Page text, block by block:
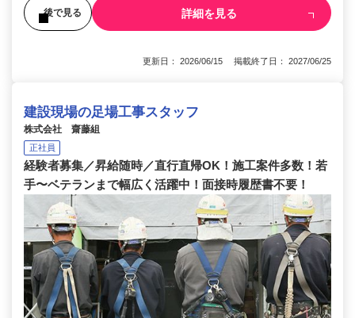
後で見る 詳細を見る
更新日： 2026/06/15 掲載終了日： 2027/06/25
建設現場の足場工事スタッフ
株式会社 齋藤組
正社員
経験者募集／昇給随時／直行直帰OK！施工案件多数！若
手〜ベテランまで幅広く活躍中！面接時履歴書不要！